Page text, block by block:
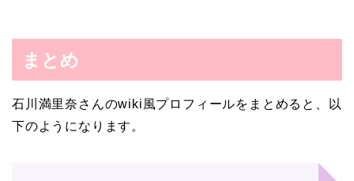
まとめ
石川満里奈さんのwiki風プロフィールをまとめると、以
下のようになります。